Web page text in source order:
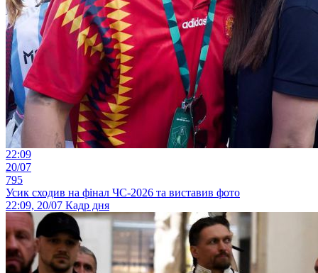
22:09
20/07
795
Усик сходив на фінал ЧС-2026 та виставив фото
22:09, 20/07 Кадр дня